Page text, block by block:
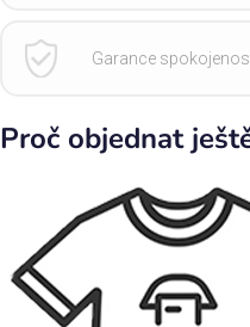
Garance
Proč objednat